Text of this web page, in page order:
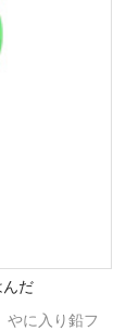
んだ
やに入り鉛フ